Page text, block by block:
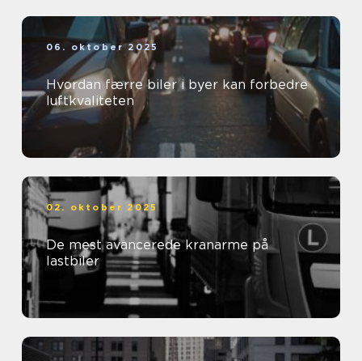
06. oktober 2025
Hvordan færre biler i byer kan forbedre
luftkvaliteten
02. oktober 2025
De mest avancerede kranarme på
lastbiler